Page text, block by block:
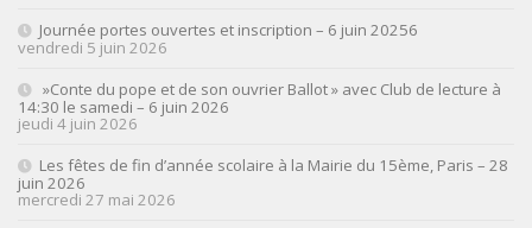
Journée portes ouvertes et inscription – 6 juin 20256
vendredi 5 juin 2026
»Conte du pope et de son ouvrier Ballot » avec Club de lecture à
14:30 le samedi – 6 juin 2026
jeudi 4 juin 2026
Les fêtes de fin d’année scolaire à la Mairie du 15ème, Paris – 28
juin 2026
mercredi 27 mai 2026